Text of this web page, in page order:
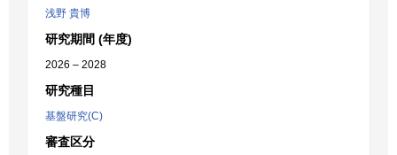
浅野 貴博
研究期間 (年度)
2026 – 2028
研究種目
基盤研究(C)
審査区分